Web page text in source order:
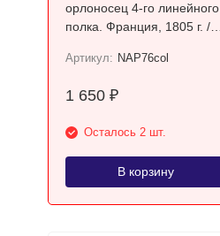
орлоносец 4-го линейного
полка. Франция, 1805 г. /
солдатик
Артикул: NAP76col
1 650 ₽
Осталось 2 шт.
В корзину